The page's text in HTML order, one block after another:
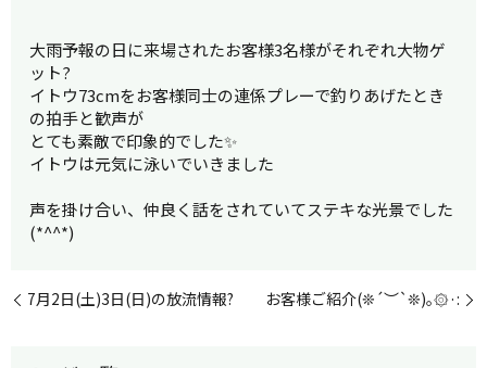
大雨予報の日に来場されたお客様3名様がそれぞれ大物ゲ
ット?
イトウ73cmをお客様同士の連係プレーで釣りあげたとき
の拍手と歓声が
とても素敵で印象的でした✨
イトウは元気に泳いでいきました
声を掛け合い、仲良く話をされていてステキな光景でした
(*^^*)
7月2日(土)3日(日)の放流情報? お客様ご紹介(❊´︶`❊)｡۞·: